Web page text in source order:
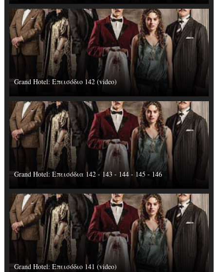
Grand Hotel: Επεισόδιο 142 (video)
Grand Hotel: Επεισόδια 142 - 143 - 144 - 145 - 146
Grand Hotel: Επεισόδιο 141 (video)